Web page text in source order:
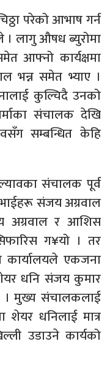
परेको आभाष गर्न
। लागु औषध ब्युरोमा
आफ्नो कार्यक्षमा
भन्न समेत भ्याए ।
कुल्चिदै उनको
संचालक देखि
सम्बन्धित केहि
संचालक पूर्व
संजय अग्रवाल
अग्रवाल र आशिस
ग¥यो । तर
कार्यालयले एकजना
धनि संजय कुमार
। मुख्य संचालकलाई
शेयर धनिलाई मात्र
उडाउने कार्यको